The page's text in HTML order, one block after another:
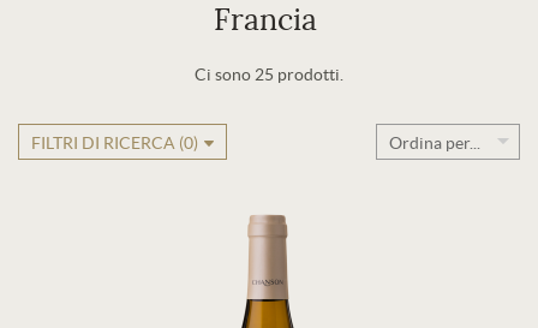
Francia
Ci sono 25 prodotti.
FILTRI DI RICERCA (0) Ordina per...